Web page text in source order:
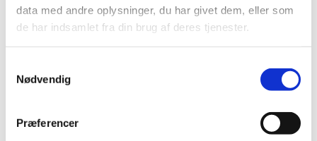
data med andre oplysninger, du har givet dem, eller som
de har indsamlet fra din brug af deres tjenester.
Nødvendig
Præferencer
februar (2)
januar (1)
2020 (13)
2018 (46)
2016 (48)